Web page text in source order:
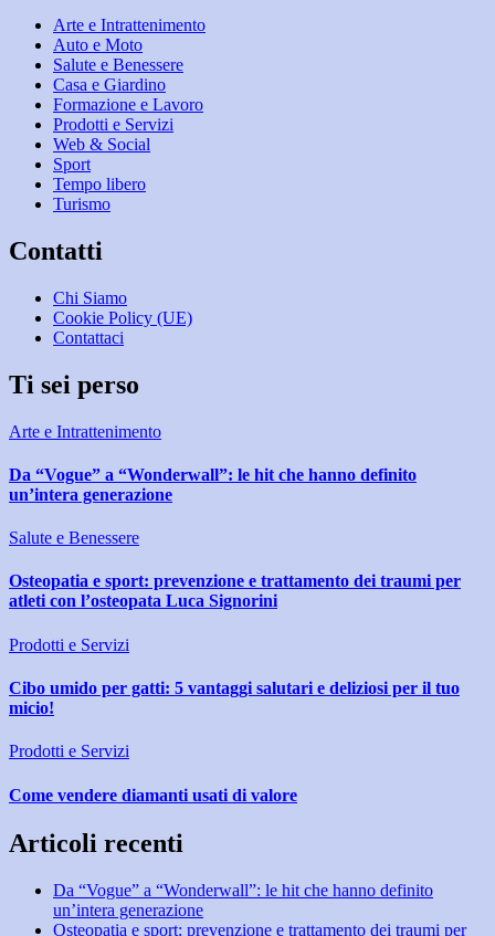
Arte e Intrattenimento
Auto e Moto
Salute e Benessere
Casa e Giardino
Formazione e Lavoro
Prodotti e Servizi
Web & Social
Sport
Tempo libero
Turismo
Contatti
Chi Siamo
Cookie Policy (UE)
Contattaci
Ti sei perso
Arte e Intrattenimento
Da “Vogue” a “Wonderwall”: le hit che hanno definito
un’intera generazione
Salute e Benessere
Osteopatia e sport: prevenzione e trattamento dei traumi per
atleti con l’osteopata Luca Signorini
Prodotti e Servizi
Cibo umido per gatti: 5 vantaggi salutari e deliziosi per il tuo
micio!
Prodotti e Servizi
Come vendere diamanti usati di valore
Articoli recenti
Da “Vogue” a “Wonderwall”: le hit che hanno definito
un’intera generazione
Osteopatia e sport: prevenzione e trattamento dei traumi per